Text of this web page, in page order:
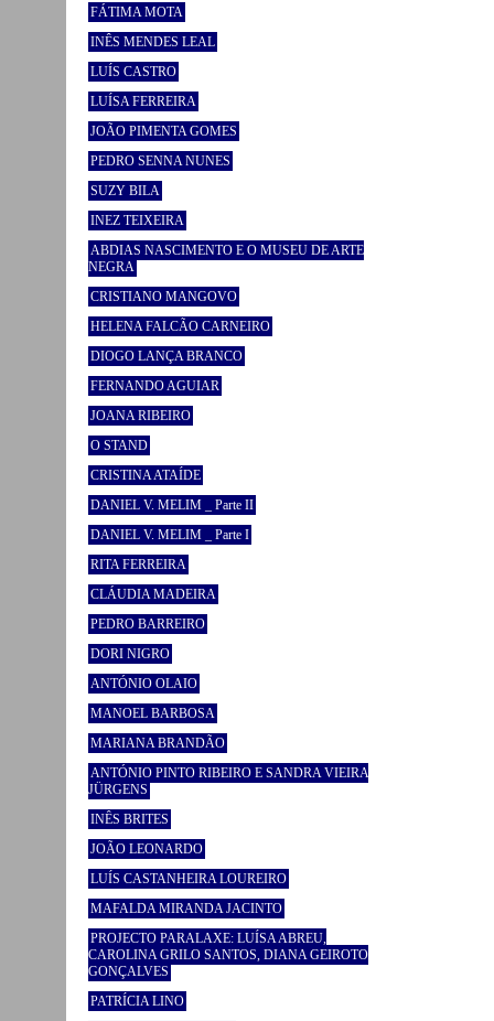
FÁTIMA MOTA
INÊS MENDES LEAL
LUÍS CASTRO
LUÍSA FERREIRA
JOÃO PIMENTA GOMES
PEDRO SENNA NUNES
SUZY BILA
INEZ TEIXEIRA
ABDIAS NASCIMENTO E O MUSEU DE ARTE
NEGRA
CRISTIANO MANGOVO
HELENA FALCÃO CARNEIRO
DIOGO LANÇA BRANCO
FERNANDO AGUIAR
JOANA RIBEIRO
O STAND
CRISTINA ATAÍDE
DANIEL V. MELIM _ Parte II
DANIEL V. MELIM _ Parte I
RITA FERREIRA
CLÁUDIA MADEIRA
PEDRO BARREIRO
DORI NIGRO
ANTÓNIO OLAIO
MANOEL BARBOSA
MARIANA BRANDÃO
ANTÓNIO PINTO RIBEIRO E SANDRA VIEIRA
JÜRGENS
INÊS BRITES
JOÃO LEONARDO
LUÍS CASTANHEIRA LOUREIRO
MAFALDA MIRANDA JACINTO
PROJECTO PARALAXE: LUÍSA ABREU,
CAROLINA GRILO SANTOS, DIANA GEIROTO
GONÇALVES
PATRÍCIA LINO